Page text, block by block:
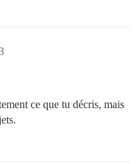
ce que tu décris, mais